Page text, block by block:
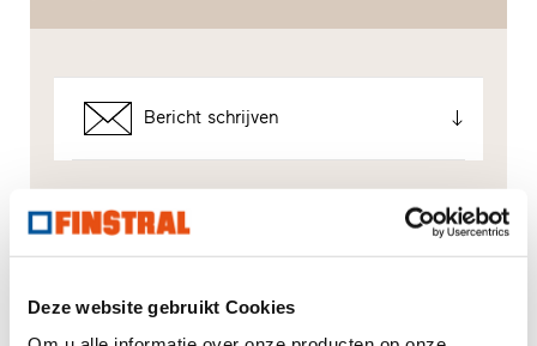
Deze website gebruikt Cookies
Bericht schrijven
Zo gaan wij met Uw gegevens om.
Wij gebruiken Uw gegevens, om Uw aanvraag zo goed
mogelijk te verwerken - maar niet voor ongewenste
de desbetreffende dealer - ook alleen voor dit doel. Alle